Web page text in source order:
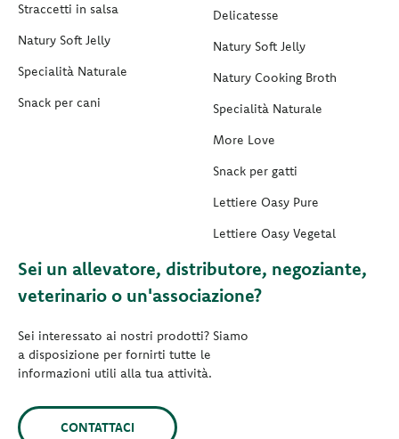
Straccetti in salsa
Natury Soft Jelly
Specialità Naturale
Snack per cani
Delicatesse
Natury Soft Jelly
Natury Cooking Broth
Specialità Naturale
More Love
Snack per gatti
Lettiere Oasy Pure
Lettiere Oasy Vegetal
Sei un allevatore, distributore, negoziante,
veterinario o un'associazione?
Sei interessato ai nostri prodotti? Siamo
a disposizione per fornirti tutte le
informazioni utili alla tua attività.
CONTATTACI